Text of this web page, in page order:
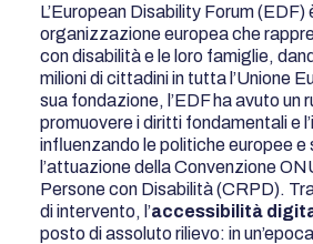
L’European Disability Forum (EDF)
organizzazione europea che
con disabilità e le loro famiglie,
milioni di cittadini in tutta l’Unione
sua fondazione, l’EDF ha avuto un
promuovere i diritti fondamentali e
influenzando le politiche europee e
l’attuazione della Convenzione
Persone con Disabilità (CRPD).
di intervento, l’accessibilità
posto di assoluto rilievo: in